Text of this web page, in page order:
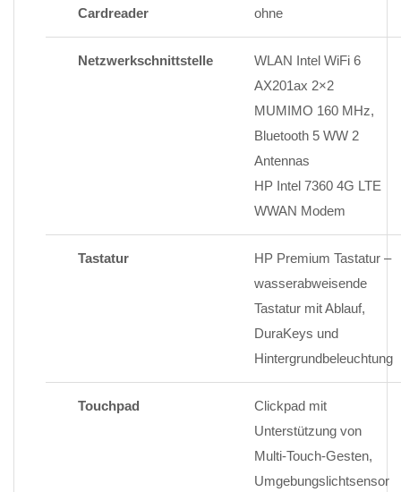
Cardreader ohne
Netzwerkschnittstelle
WLAN Intel WiFi 6
AX201ax 2×2
MUMIMO 160 MHz,
Bluetooth 5 WW 2
Antennas
HP Intel 7360 4G LTE
WWAN Modem
Tastatur
HP Premium Tastatur –
wasserabweisende
Tastatur mit Ablauf,
DuraKeys und
Hintergrundbeleuchtung
Touchpad
Clickpad mit
Unterstützung von
Multi-Touch-Gesten,
Umgebungslichtsensor